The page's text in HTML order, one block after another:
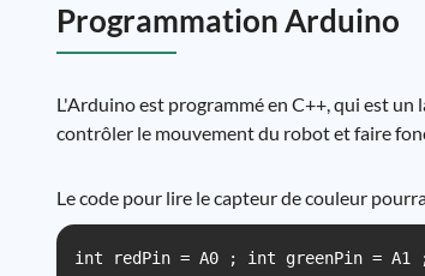
Programmation Arduino
L'Arduino est programmé en C++, qui est
contrôler le mouvement du robot et faire
Le code pour lire le capteur de couleur
int redPin = A0 ; int greenPin =